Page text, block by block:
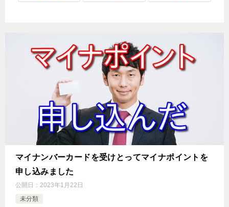
マイナンバーカードを受けとってマイナポイントを
申し込みました
公開日： 2023年1月22日
未分類